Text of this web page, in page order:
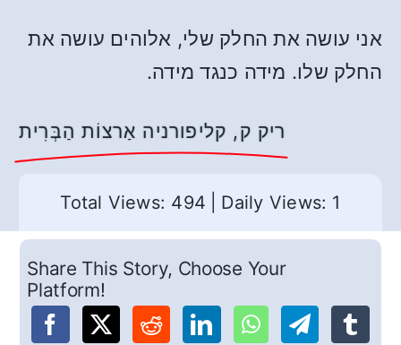
אני עושה את החלק שלי, אלוהים עושה את
החלק שלו. מידה כנגד מידה.
ריק ק, קליפורניה אַרצוֹת הַבְּרִית
Total Views: 494 Daily Views: 1
Share This Story, Choose Your
Platform!